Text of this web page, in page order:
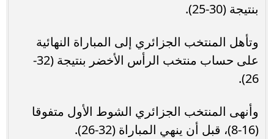
بنتيجة (30-25).
وتأهل المنتخب الجزائري إلى المباراة النهائية
على حساب منتخب الرأس الأخضر بنتيجة (32-
26).
وأنهى المنتخب الجزائري الشوط الأول متفوقا
(16-8)، قبل أن ينهي المباراة (32-26).